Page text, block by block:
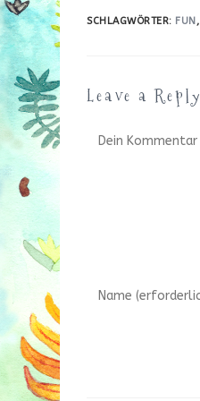
SCHLAGWÖRTER: FUN,
Leave a Reply
Kommentar
deinen